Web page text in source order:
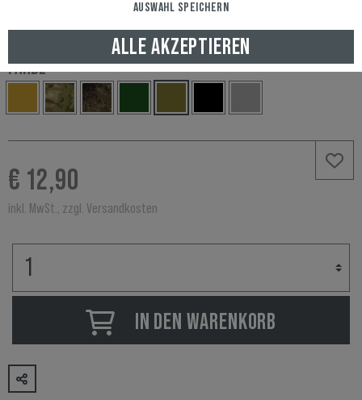
LAGERND, GELIEFERT NACH ÖSTERREICH IN 1-2 WERKTAGEN
FARBE
€ 12,90
inkl. MwSt., zzgl. Versandkosten
IN DEN WARENKORB
AUSWAHL SPEICHERN
ALLE AKZEPTIEREN